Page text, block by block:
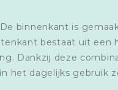
binnenkant is
bestaat uit een
Dankzij deze
het dagelijks gebruik